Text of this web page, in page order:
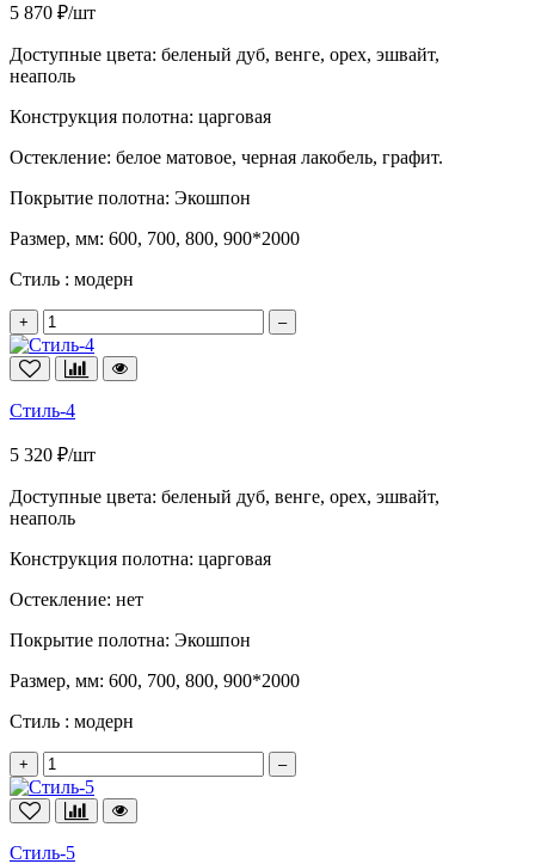
5 870 ₽/шт
Доступные цвета: беленый дуб, венге, орех, эшвайт,
неаполь
Конструкция полотна: царговая
Остекление: белое матовое, черная лакобель, графит.
Покрытие полотна: Экошпон
Размер, мм: 600, 700, 800, 900*2000
Стиль : модерн
+ –
Стиль-4
5 320 ₽/шт
Доступные цвета: беленый дуб, венге, орех, эшвайт,
неаполь
Конструкция полотна: царговая
Остекление: нет
Покрытие полотна: Экошпон
Размер, мм: 600, 700, 800, 900*2000
Стиль : модерн
+ –
Стиль-5